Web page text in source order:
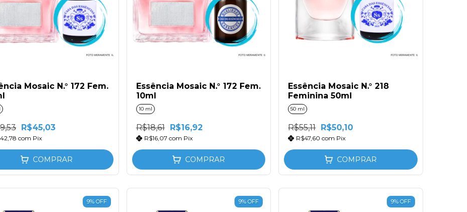
Mosaic N.° 172 Fem.
R$45,03
com Pix
COMPRAR
Essência Mosaic N.° 172 Fem.
10ml
10 ml
R$18,61 R$16,92
R$16,07 com Pix
COMPRAR
Essência Mosaic N.° 218
Feminina 50ml
50 ml
R$55,11 R$50,10
R$47,60com Pix
COMPRAR
9% OFF 9%OFF 9% OFF